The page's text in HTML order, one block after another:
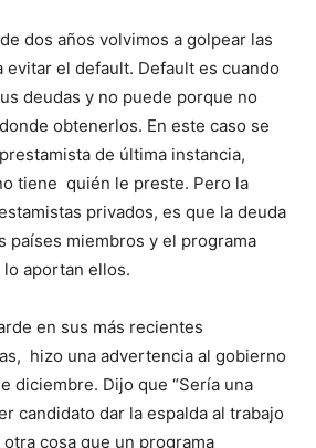
dos años volvimos a golpear las
evitar el default. Default es cuando
deudas y no puede porque no
obtenerlos. En este caso se
de última instancia,
tiene quién le preste. Pero la
privados, es que la deuda
países miembros y el programa
aportan ellos.
en sus más recientes
hizo una advertencia al gobierno
diciembre. Dijo que “Sería una
candidato dar la espalda al trabajo
cosa que un programa